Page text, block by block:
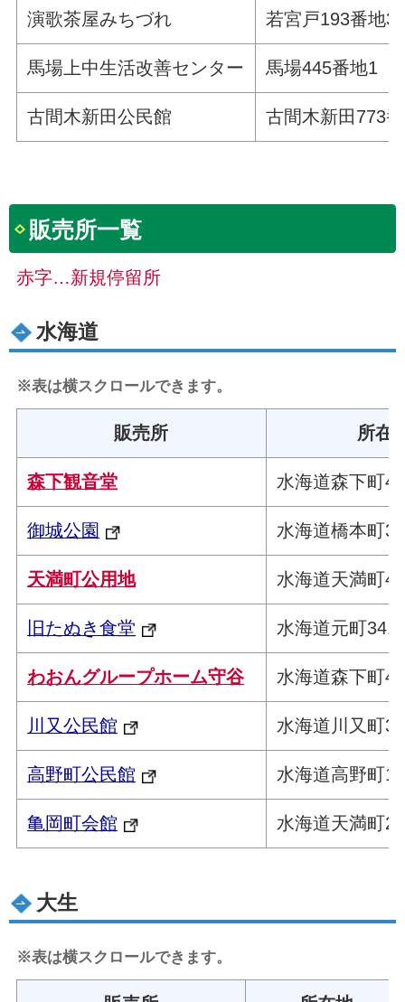
演歌茶屋みちづれ 若宮戸193番地3
馬場上中生活改善センター 馬場445番地1
古間木新田公民館 古間木新田773
販売所一覧
赤字…新規停留所
水海道
※表は横スクロールできます。
販売所 所在
森下観音堂 水海道森下町
御城公園 水海道橋本町
天満町公用地 水海道天満町
旧たぬき食堂 水海道元町
わおんグループホーム守谷 水海道森下町
川又公民館 水海道川又町
高野町公民館 水海道高野町
亀岡町会館 水海道天満町
大生
※表は横スクロールできます。